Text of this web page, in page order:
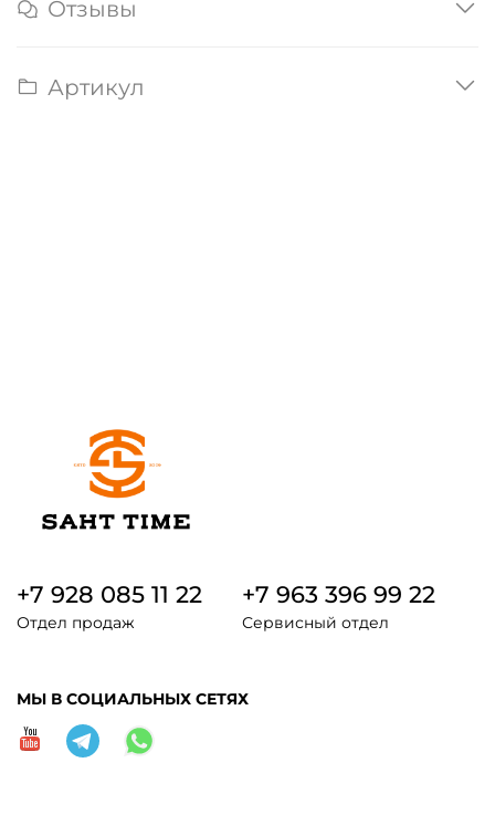
Отзывы
Артикул
+7 928 085 11 22
Отдел продаж
+7 963 396 99 22
Сервисный отдел
МЫ В СОЦИАЛЬНЫХ СЕТЯХ